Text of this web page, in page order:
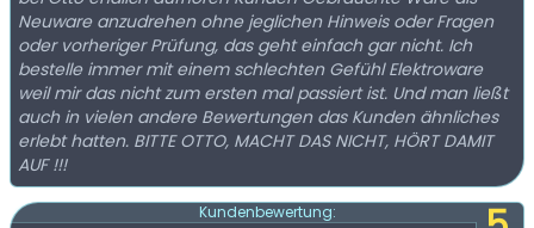
Neuware anzudrehen ohne jeglichen Hinweis oder Fragen
oder vorheriger Prüfung, das geht einfach gar nicht. Ich
bestelle immer mit einem schlechten Gefühl Elektroware
weil mir das nicht zum ersten mal passiert ist. Und man ließt
auch in vielen andere Bewertungen das Kunden ähnliches
erlebt hatten. BITTE OTTO, MACHT DAS NICHT, HÖRT DAMIT
AUF !!!
Kundenbewertung: